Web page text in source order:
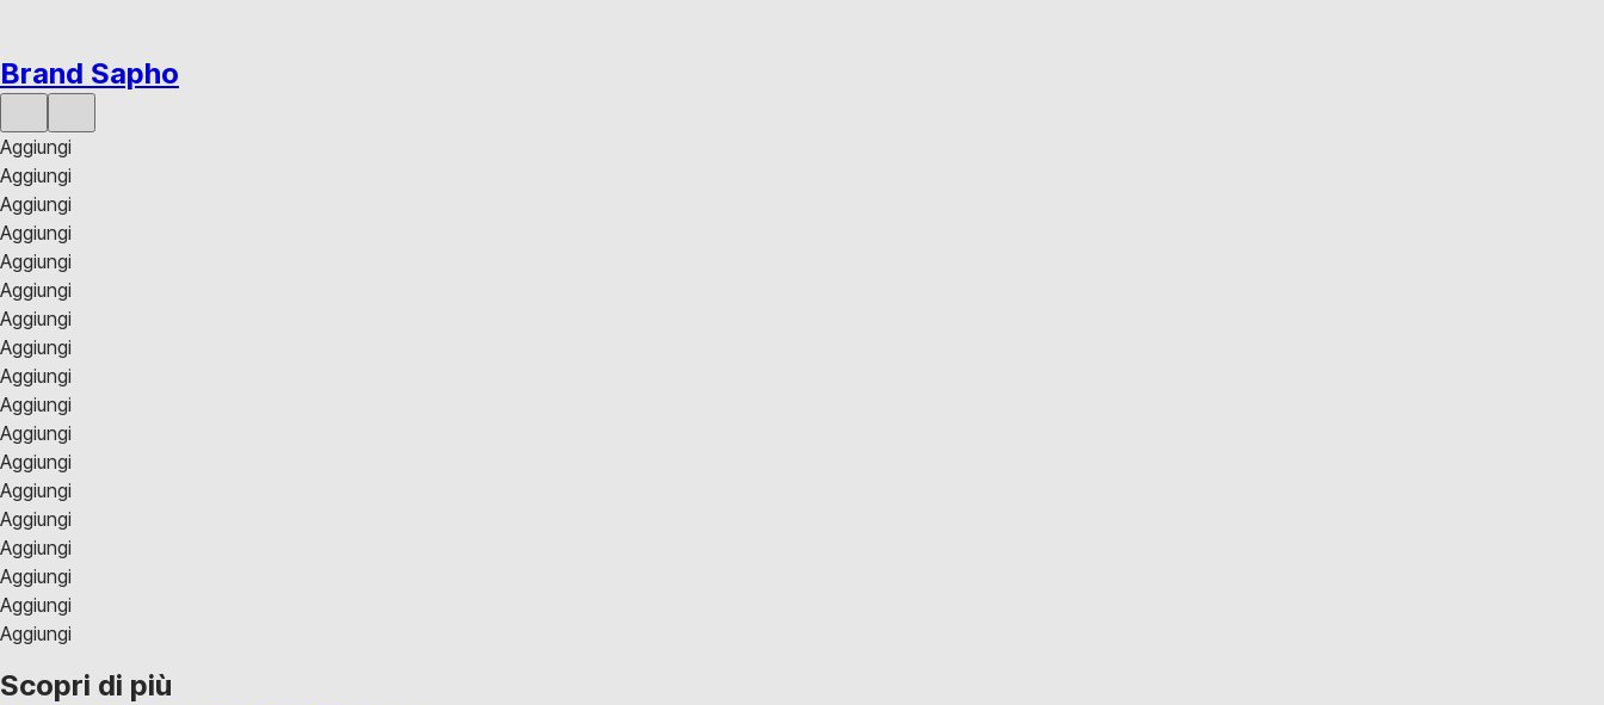
Brand Sapho
Aggiungi
Aggiungi
Aggiungi
Aggiungi
Aggiungi
Aggiungi
Aggiungi
Aggiungi
Aggiungi
Aggiungi
Aggiungi
Aggiungi
Aggiungi
Aggiungi
Aggiungi
Aggiungi
Aggiungi
Aggiungi
Scopri di più